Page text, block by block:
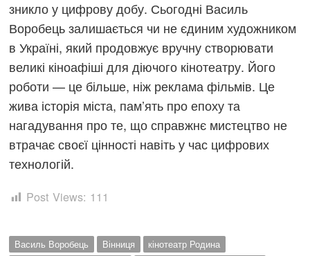
зникло у цифрову добу. Сьогодні Василь
Воробець залишається чи не єдиним художником
в Україні, який продовжує вручну створювати
великі кіноафіші для діючого кінотеатру. Його
роботи — це більше, ніж реклама фільмів. Це
жива історія міста, пам’ять про епоху та
нагадування про те, що справжнє мистецтво не
втрачає своєї цінності навіть у час цифрових
технологій.
Post Views: 111
Василь Воробець Вінниця
кінотеатр Родина